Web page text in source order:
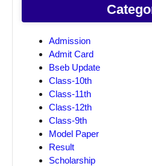
Admission
Admit Card
Bseb Update
Class-10th
Class-11th
Class-12th
Class-9th
Model Paper
Result
Scholarship